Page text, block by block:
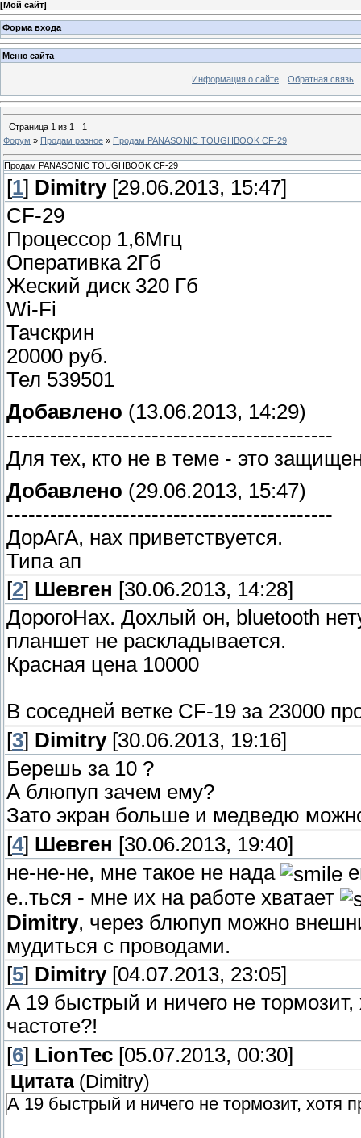
[Мой сайт]
Форма входа
Меню сайта
Информация о сайте Обратная связь
Страница 1 из 1
1
Форум » Продам разное » Продам PANASONIC TOUGHBOOK CF-29
Продам PANASONIC TOUGHBOOK CF-29
[1] Dimitry[29.06.2013, 15:47]
CF-29
Процессор 1,6Мгц
Оперативка 2Гб
Жеский диск 320 Гб
Wi-Fi
Тачскрин
20000 руб.
Тел 539501
Добавлено (13.06.2013, 14:29)
---------------------------------------------
Для тех, кто не в теме - это
Добавлено (29.06.2013, 15:47)
---------------------------------------------
ДорАгА, нах приветствуется.
Типа ап
[2] Шевген [30.06.2013, 14:28]
ДорогоНах. Дохлый он, bluetooth
планшет не раскладывается.
Красная цена 10000
В соседней ветке CF-19 за 23000
[3] Dimitry[30.06.2013, 19:16]
Берешь за 10 ?
А блюпуп зачем ему?
Зато экран больше и медведю
[4] Шевген [30.06.2013, 19:40]
не-не-не, мне такое не нада
е..ться - мне их на работе хватает
Dimitry, через блюпуп можно
мудиться с проводами.
[5] Dimitry[04.07.2013, 23:05]
А 19 быстрый и ничего не
частоте?!
[6] LionTec [05.07.2013, 00:30]
Цитата ( Dimitry)
А 19 быстрый и ничего не тормозит, хотя